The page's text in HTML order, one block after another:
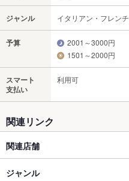
ジャンル イタリアン・フレンチ
予算
2001～3000円
1501～2000円
スマート
支払い
利用可
関連リンク
関連店舗
Italian Kitchen VANSAN
ジャンル